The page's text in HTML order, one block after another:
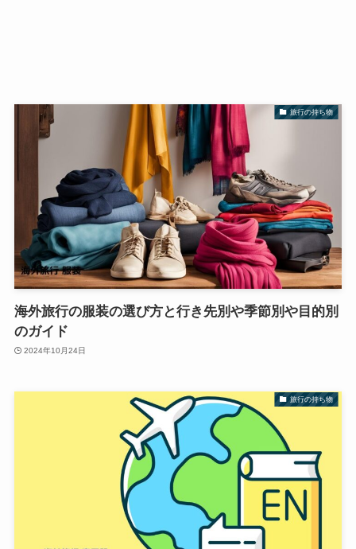
旅行の持ち物
海外旅行の服装の選び方と行き先別や季節別や目的別
のガイド
2024年10月24日
旅行の持ち物